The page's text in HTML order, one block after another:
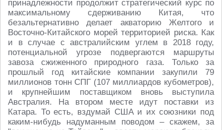
принадлежности продолжит стратегический курс по
максимальному сдерживанию Китая, что
безальтернативно делает акваторию Желтого и
Восточно-Китайского морей территорией риска. Как
и в случае с австралийским углем в 2018 году,
потенциальной угрозе подвергаются маршруты
завоза сжиженного природного газа. Только за
прошлый год китайские компании закупили 79
миллионов тонн СПГ (107 миллиардов кубометров),
и крупнейшим поставщиком вновь выступила
Австралия. На втором месте идут поставки из
Катара. То есть, вздумай США и их союзники под
каким-нибудь надуманным поводом – скажем, за